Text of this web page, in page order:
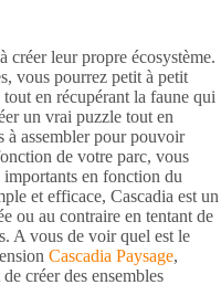
créer leur propre écosystème.
vous pourrez petit à petit
en récupérant la faune qui
un vrai puzzle tout en
à assembler pour pouvoir
de votre parc, vous
en fonction du
et efficace, Cascadia est un
ou au contraire en tentant de
A vous de voir quel est le
Cascadia Paysage,
créer des ensembles